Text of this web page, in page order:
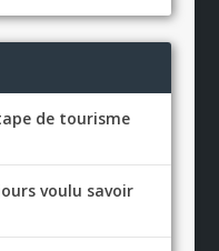
de tourisme
voulu savoir